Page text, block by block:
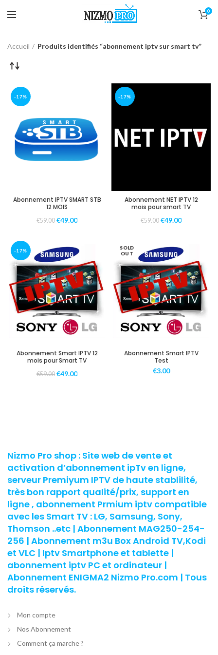
0
Accueil Produits identifiés “abonnement iptv sur smart tv”
-17%
Abonnement IPTV SMART STB
12 MOIS
€59.00 €49.00
-17%
Abonnement NET IPTV 12
mois pour smart TV
€59.00 €49.00
-17%
Abonnement Smart IPTV 12
mois pour Smart TV
€59.00 €49.00
SOLD
OUT
Abonnement Smart IPTV
Test
€3.00
Nizmo Pro shop : Site web de vente et
activation d’abonnement ipTv en ligne,
serveur Premiyum IPTV de haute stablilité,
très bon rapport qualité/prix, support en
ligne , abonnement Prmium iptv compatible
avec les Smart TV : LG, Samsung, Sony,
Thomson ..etc | Abonnement MAG250-254-
256 | Abonnement m3u Box Android TV,Kodi
et VLC | Iptv Smartphone et tablette |
abonnement iptv PC et ordinateur |
Abonnement ENIGMA2 Nizmo Pro.com | Tous
droits réservés.
Mon compte
Nos Abonnement
Comment ça marche ?